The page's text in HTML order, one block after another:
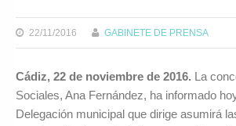
22/11/2016 GABINETE DE PRENSA
Cádiz, 22 de noviembre de 2016. La
Sociales, Ana Fernández, ha informado
Delegación municipal que dirige asumirá